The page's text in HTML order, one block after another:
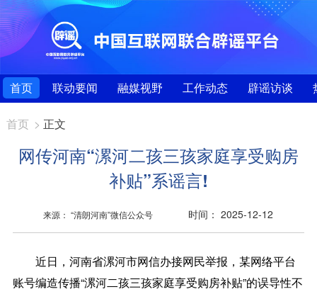
首页 联动要闻 融媒视野 工作动态 辟谣访谈
首页 > 正文
网传河南“漯河二孩三孩家庭享受购房
补贴”系谣言!
来源： “清朗河南”微信公众号 时间： 2025-12-12
近日，河南省漯河市网信办接网民举报，某网络平台
账号编造传播“漯河二孩三孩家庭享受购房补贴”的误导性不